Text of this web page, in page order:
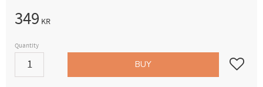
349 KR
Quantity
BUY Add to